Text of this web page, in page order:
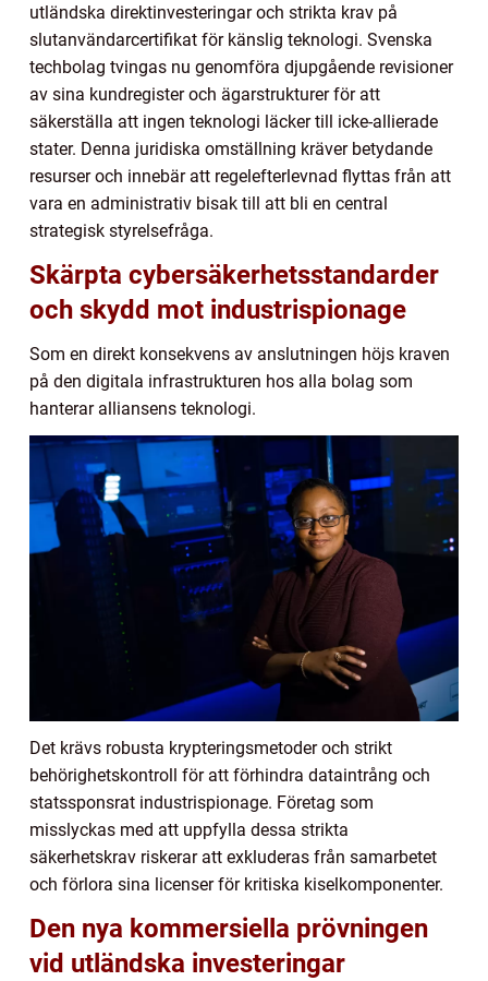
utländska direktinvesteringar och strikta krav på
slutanvändarcertifikat för känslig teknologi. Svenska
techbolag tvingas nu genomföra djupgående revisioner
av sina kundregister och ägarstrukturer för att
säkerställa att ingen teknologi läcker till icke-allierade
stater. Denna juridiska omställning kräver betydande
resurser och innebär att regelefterlevnad flyttas från att
vara en administrativ bisak till att bli en central
strategisk styrelsefråga.
Skärpta cybersäkerhetsstandarder
och skydd mot industrispionage
Som en direkt konsekvens av anslutningen höjs kraven
på den digitala infrastrukturen hos alla bolag som
hanterar alliansens teknologi.
Det krävs robusta krypteringsmetoder och strikt
behörighetskontroll för att förhindra dataintrång och
statssponsrat industrispionage. Företag som
misslyckas med att uppfylla dessa strikta
säkerhetskrav riskerar att exkluderas från samarbetet
och förlora sina licenser för kritiska kiselkomponenter.
Den nya kommersiella prövningen
vid utländska investeringar